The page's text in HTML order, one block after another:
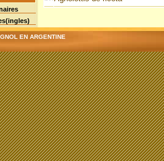
EN ARGENTINE